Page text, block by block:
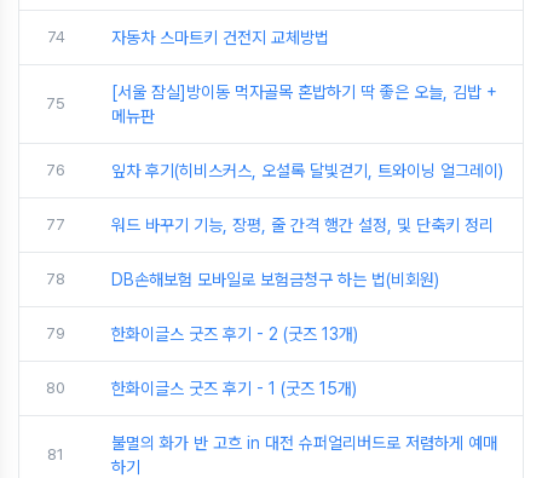
74 자동차 스마트키 건전지 교체방법
75
[서울 잠실]방이동 먹자골목 혼밥하기 딱 좋은 오늘, 김밥 +
메뉴판
76 잎차 후기(히비스커스, 오설록 달빛걷기, 트와이닝 얼그레이)
77 워드 바꾸기 기능, 장평, 줄 간격 행간 설정, 및 단축키 정리
78 DB손해보험 모바일로 보험금청구 하는 법(비회원)
79 한화이글스 굿즈 후기 - 2 (굿즈 13개)
80 한화이글스 굿즈 후기 - 1 (굿즈 15개)
81
불멸의 화가 반 고흐 in 대전 슈퍼얼리버드로 저렴하게 예매
하기